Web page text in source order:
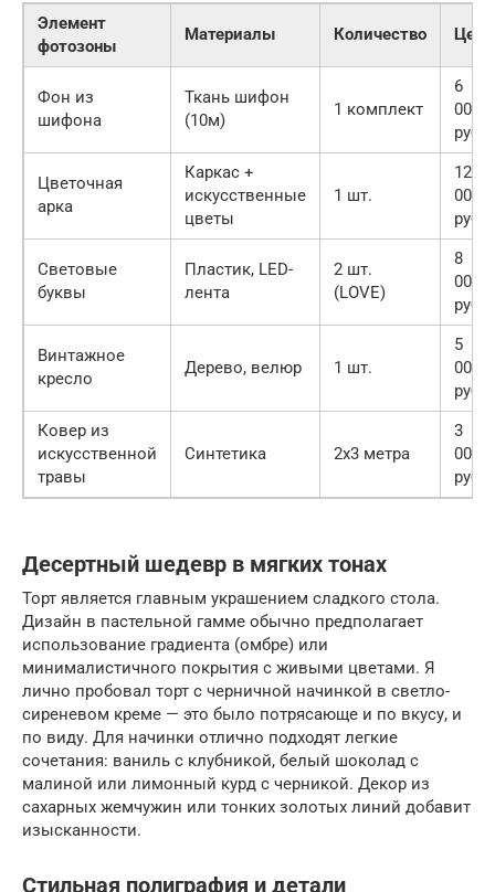
Элемент
фотозоны
Материалы Количество Цена
Фон из
шифона
Ткань шифон
(10м)
1 комплект
6
000
руб.
Цветочная
арка
Каркас +
искусственные
цветы
1 шт.
12
000
руб.
Световые
буквы
Пластик, LED-
лента
2 шт.
(LOVE)
8
000
руб.
Винтажное
кресло
Дерево, велюр 1 шт.
5
000
руб.
Ковер из
искусственной
травы
Синтетика 2х3 метра
3
000
руб.
Десертный шедевр в мягких тонах
Торт является главным украшением сладкого стола.
Дизайн в пастельной гамме обычно предполагает
использование градиента (омбре) или
минималистичного покрытия с живыми цветами. Я
лично пробовал торт с черничной начинкой в светло-
сиреневом креме — это было потрясающе и по вкусу, и
по виду. Для начинки отлично подходят легкие
сочетания: ваниль с клубникой, белый шоколад с
малиной или лимонный курд с черникой. Декор из
сахарных жемчужин или тонких золотых линий добавит
изысканности.
Стильная полиграфия и детали